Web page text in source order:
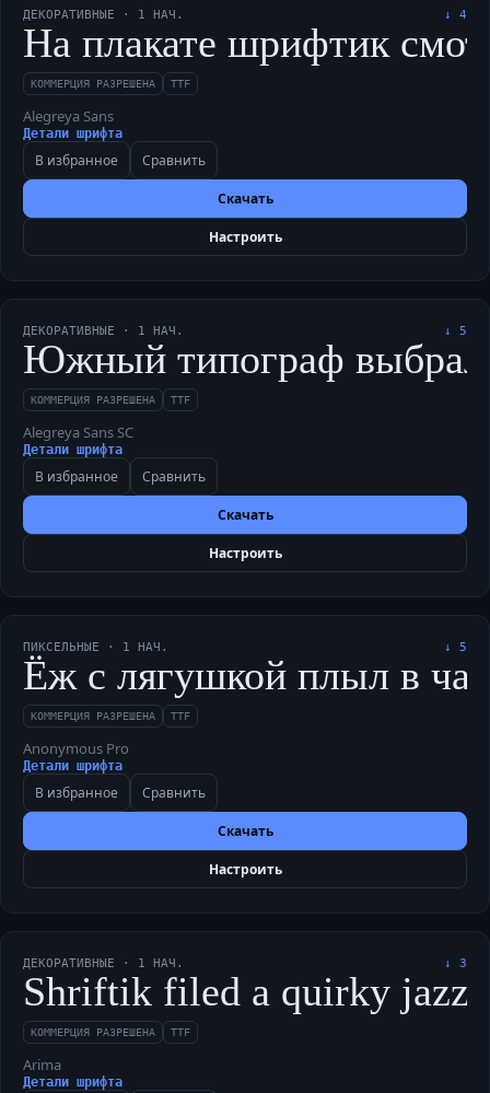
ДЕКОРАТИВНЫЕ · 1 НАЧ. ↓ 4
На плакате шрифтик
КОММЕРЦИЯ РАЗРЕШЕНА TTF
Alegreya Sans
Детали шрифта
В избранное Сравнить
Скачать
Настроить
ДЕКОРАТИВНЫЕ · 1 НАЧ. ↓ 5
Южный типограф выбрал
КОММЕРЦИЯ РАЗРЕШЕНА TTF
Alegreya Sans SC
Детали шрифта
В избранное Сравнить
Скачать
Настроить
ПИКСЕЛЬНЫЕ · 1 НАЧ. ↓ 5
Ёж с лягушкой плыл в
КОММЕРЦИЯ РАЗРЕШЕНА TTF
Anonymous Pro
Детали шрифта
В избранное Сравнить
Скачать
Настроить
ДЕКОРАТИВНЫЕ · 1 НАЧ. ↓ 3
Shriftik filed a quirky jazz
КОММЕРЦИЯ РАЗРЕШЕНА TTF
Arima
Детали шрифта